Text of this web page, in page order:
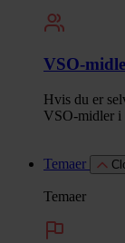
VSO-
Hvis du er
VSO-midler i
Temaer
Temaer